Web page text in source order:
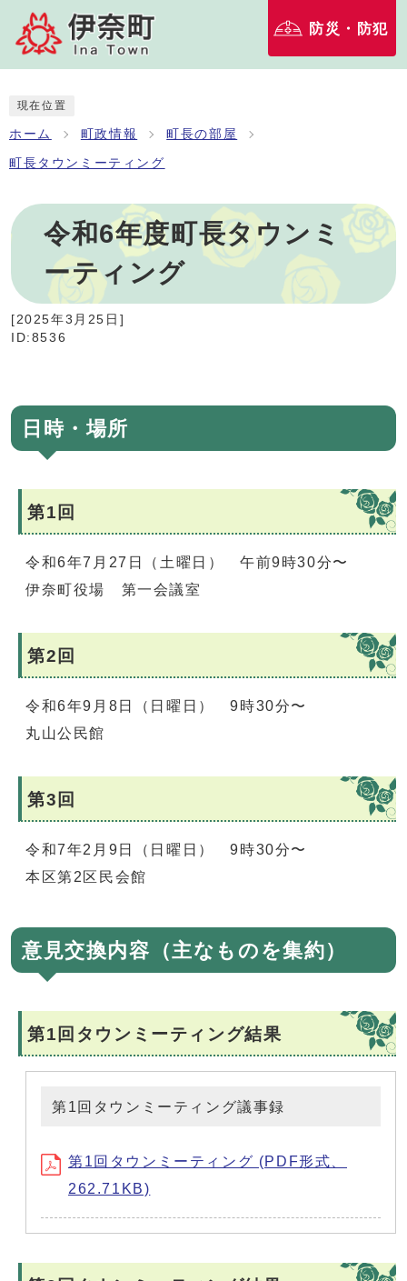
防災・防犯
現在位置
ホーム 町政情報 町長の部屋
町長タウンミーティング
令和6年度町長タウンミ
ーティング
[2025年3月25日 ]
ID:8536
日時・場所
第1回
令和6年7月27日（土曜日） 午前9時30分〜
伊奈町役場 第一会議室
第2回
令和6年9月8日（日曜日） 9時30分〜
丸山公民館
第3回
令和7年2月9日（日曜日） 9時30分〜
本区第2区民会館
意見交換内容（主なものを集約）
第1回タウンミーティング結果
第1回タウンミーティング議事録
第1回タウンミーティング (PDF形式、
262.71KB)